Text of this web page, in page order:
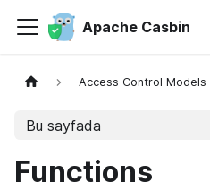
Apache Casbin
Access Control Models
Bu sayfada
Functions